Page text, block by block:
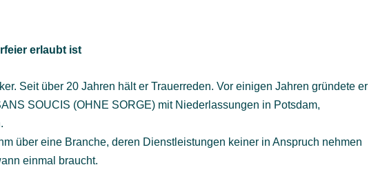
erlaubt ist
Seit über 20 Jahren hält er Trauerreden. Vor einigen Jahren gründete er
SOUCIS (OHNE SORGE) mit Niederlassungen in Potsdam,
über eine Branche, deren Dienstleistungen keiner in Anspruch nehmen
einmal braucht.